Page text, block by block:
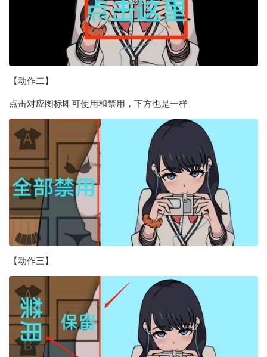
【动作二】
点击对应图标即可使用和禁用，下方也是一样
【动作三】